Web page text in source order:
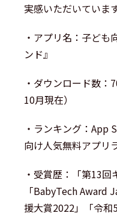
実感いただいています
・アプリ名：子ども
ンド』
・ダウンロード数：
10月現在）
・ランキング：App
向け人気無料アプリ
・受賞歴：「第13回
「BabyTech Award
援大賞2022」「令和